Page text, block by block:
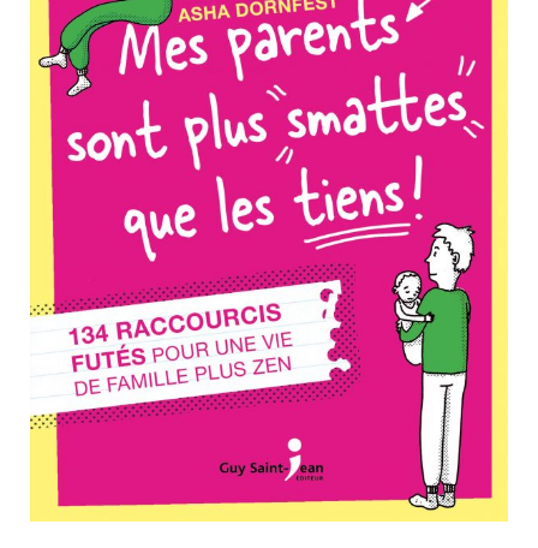
Nouveautés
Numérique
Livres audio
Meilleurs vendeurs
Page vedette
AUTEURS
À PROPOS
CONTACT